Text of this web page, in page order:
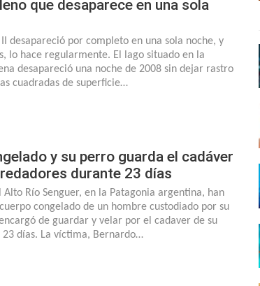
que desaparece en una sola
II desapareció por completo en una sola noche, y
lo hace regularmente. El lago situado en la
desapareció una noche de 2008 sin dejar rastro
cuadradas de superficie…
y su perro guarda el cadáver
durante 23 días
Alto Río Senguer, en la Patagonia argentina, han
congelado de un hombre custodiado por su
de guardar y velar por el cadaver de su
23 días. La víctima, Bernardo…